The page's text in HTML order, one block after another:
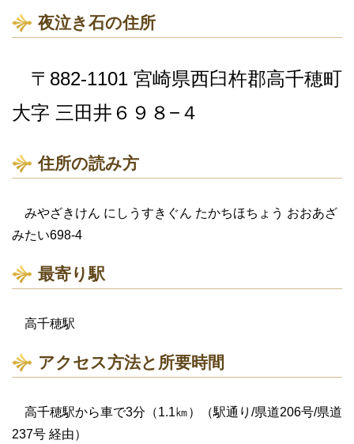
夜泣き石の住所
〒882-1101 宮崎県西臼杵郡高千穂町
大字 三田井６９８−４
住所の読み方
みやざきけん にしうすきぐん たかちほちょう おおあざ
みたい698-4
最寄り駅
高千穂駅
アクセス方法と所要時間
高千穂駅から車で3分（1.1㎞）（駅通り/県道206号/県道
237号 経由）